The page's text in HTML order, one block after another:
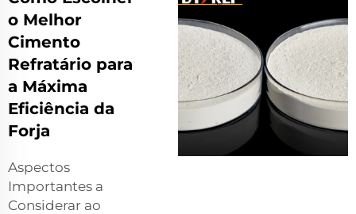
o Melhor
Cimento
Refratário para
a Máxima
Eficiência da
Forja
Aspectos
Importantes a
Considerar ao